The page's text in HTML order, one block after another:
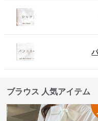
ブラウス 人気アイテム